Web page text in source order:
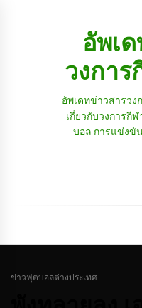
อัพเ
วงกา
อัพเดทข่าวสารวง
เกี่ยวกับวงการกี
บอล การแข่งขั
ข่าวฟุตบอลต่างประเทศ